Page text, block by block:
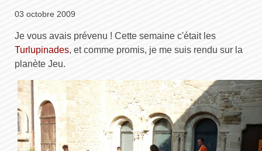
03 octobre 2009
Je vous avais prévenu ! Cette semaine c'était les
Turlupinades, et comme promis, je me suis rendu sur la
planète Jeu.